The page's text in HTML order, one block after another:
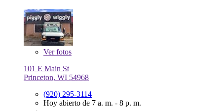
Verfotos
101 E Main St
Princeton, WI 54968
(920) 295-3114
Hoy abierto de 7 a. m. - 8 p. m.